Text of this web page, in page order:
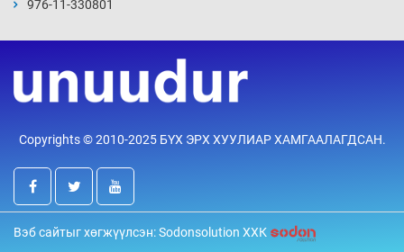
8 цаг 39 мин
бүртгэлийг энэ баасан гарагт эхлүүлнэ
8 цаг 54 мин
“ДЦС-3”-ын засварыг өвлийн оргил
ачааллаас өмнө дуусгах үүрэг өгөв
976-11-330801
Copyrights © 2010-2025 БҮХ ЭРХ ХУУЛИАР ХАМГААЛАГДСАН.
Вэб сайтыг хөгжүүлсэн: Sodonsolution ХХК